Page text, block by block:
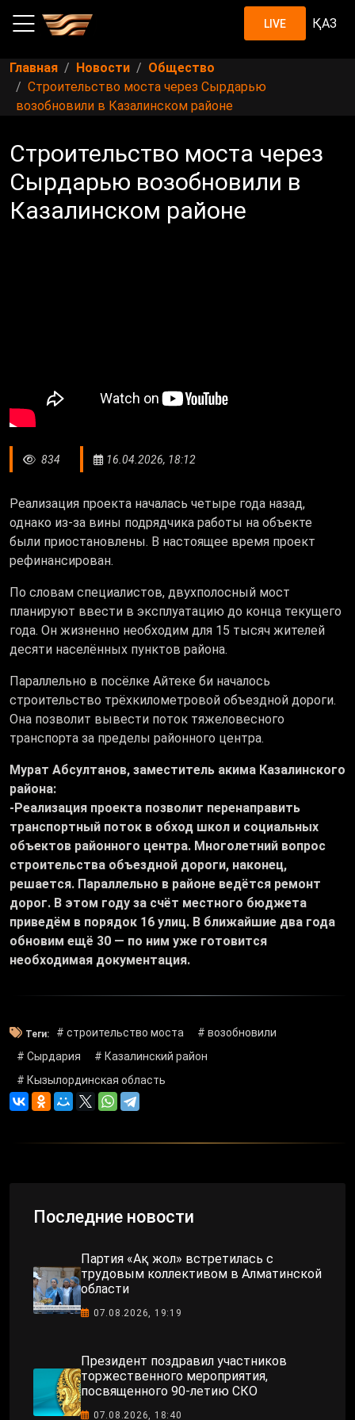
LIVE ҚАЗ
Главная Новости
Общество
Строительство моста через Сырдарью
возобновили в Казалинском районе
Строительство моста через
Сырдарью возобновили в
Казалинском районе
834 16.04.2026, 18:12
Реализация проекта началась четыре года назад,
однако из-за вины подрядчика работы на объекте
были приостановлены. В настоящее время проект
рефинансирован.
По словам специалистов, двухполосный мост
планируют ввести в эксплуатацию до конца текущего
года. Он жизненно необходим для 15 тысяч жителей
десяти населённых пунктов района.
Параллельно в посёлке Айтеке би началось
строительство трёхкилометровой объездной дороги.
Она позволит вывести поток тяжеловесного
транспорта за пределы районного центра.
Мурат Абсултанов, заместитель акима Казалинского
района:
-Реализация проекта позволит перенаправить
транспортный поток в обход школ и социальных
объектов районного центра. Многолетний вопрос
строительства объездной дороги, наконец,
решается. Параллельно в районе ведётся ремонт
дорог. В этом году за счёт местного бюджета
приведём в порядок 16 улиц. В ближайшие два года
обновим ещё 30 — по ним уже готовится
необходимая документация.
Теги: # строительство моста
# возобновили
# Сырдария
# Казалинский район
# Кызылординская область
Последние новости
Партия «Ақ жол» встретилась с
трудовым коллективом в Алматинской
области
07.08.2026, 19:19
Президент поздравил участников
торжественного мероприятия,
посвященного 90-летию СКО
07.08.2026, 18:40